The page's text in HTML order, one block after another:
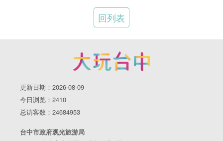
回列表
更新日期：2026-08-09
今日浏览：2410
总访客数：24684953
台中市政府观光旅游局